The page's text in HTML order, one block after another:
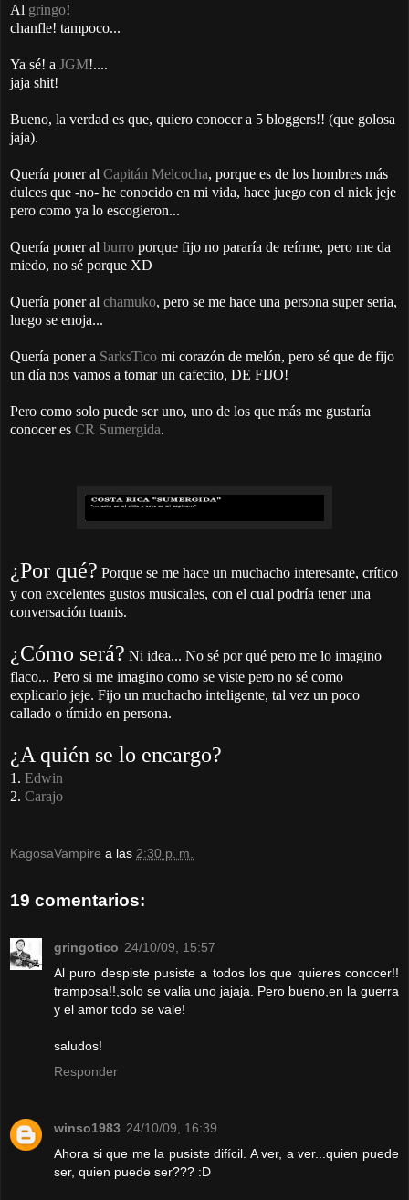
Al gringo!
chanfle! tampoco...
Ya sé! a JGM!....
jaja shit!
Bueno, la verdad es que, quiero conocer a 5 bloggers!! (que golosa
jaja).
Quería poner al Capitán Melcocha, porque es de los hombres más
dulces que -no- he conocido en mi vida, hace juego con el nick jeje
pero como ya lo escogieron...
Quería poner al burro porque fijo no pararía de reírme, pero me da
miedo, no sé porque XD
Quería poner al chamuko, pero se me hace una persona super seria,
luego se enoja...
Quería poner a SarksTico mi corazón de melón, pero sé que de fijo
un día nos vamos a tomar un cafecito, DE FIJO!
Pero como solo puede ser uno, uno de los que más me gustaría
conocer es CR Sumergida.
¿Por qué? Porque se me hace un muchacho interesante, crítico
y con excelentes gustos musicales, con el cual podría tener una
conversación tuanis.
¿Cómo será? Ni idea... No sé por qué pero me lo imagino
flaco... Pero si me imagino como se viste pero no sé como
explicarlo jeje. Fijo un muchacho inteligente, tal vez un poco
callado o tímido en persona.
¿A quién se lo encargo?
1. Edwin
2. Carajo
KagosaVampire a las 2:30 p. m.
19 comentarios:
gringotico 24/10/09, 15:57
Al puro despiste pusiste a todos los que quieres conocer!!
tramposa!!,solo se valia uno jajaja. Pero bueno,en la guerra
y el amor todo se vale!
saludos!
Responder
winso1983 24/10/09, 16:39
Ahora si que me la pusiste difícil. A ver, a ver...quien puede
ser, quien puede ser??? :D